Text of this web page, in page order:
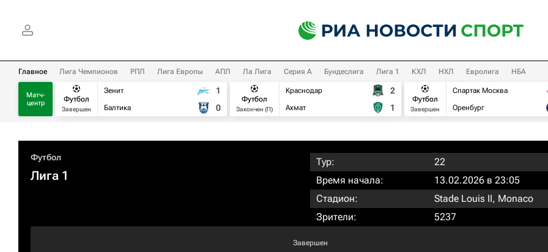
Главное Лига Чемпионов РПЛ Лига Европы АПЛ Ла Лига Серия А Бундеслига Лига 1 КХЛ НХЛ Евролига НБА
Матч-
центр
Футбол
Завершен
Зенит
Балтика
1
0
Футбол
Закончен (П)
Краснодар
Ахмат
2
1
Футбол
Завершен
Спартак Москва
Оренбург
Футбол
Лига 1
Тур:
22
Время начала:
13.02.2026 в 23:05
Стадион:
Stade Louis II, Monaco
Зрители:
5237
Завершен